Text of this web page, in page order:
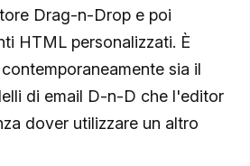
Drag-n-Drop e poi
HTML personalizzati. È
sia il
di email D-n-D che l'editor
dover utilizzare un altro